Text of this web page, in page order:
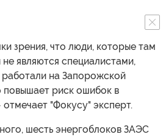
зрения, что люди, которые там
являются специалистами,
на Запорожской
повышает риск ошибок в
"Фокусу" эксперт.
шесть энергоблоков ЗАЭС